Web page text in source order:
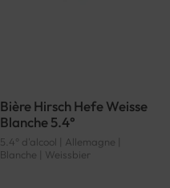
Bière Hirsch Hefe Weisse
Blanche 5.4°
5.4° d'alcool | Allemagne |
Blanche | Weissbier